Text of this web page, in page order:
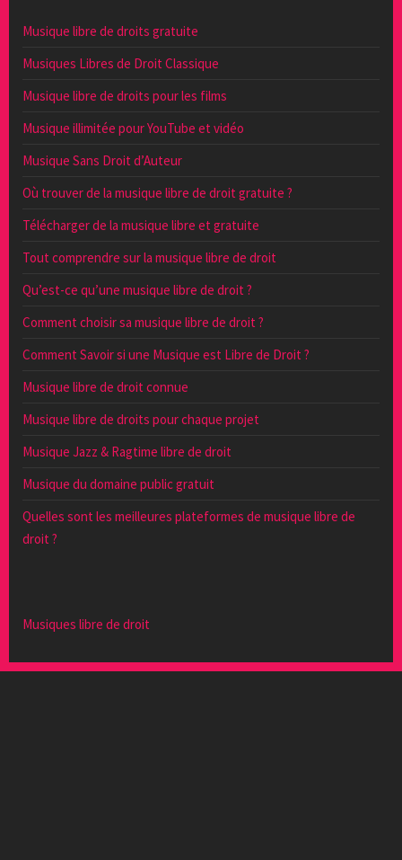
Musique libre de droits gratuite
Musiques Libres de Droit Classique
Musique libre de droits pour les films
Musique illimitée pour YouTube et vidéo
Musique Sans Droit d’Auteur
Où trouver de la musique libre de droit gratuite ?
Télécharger de la musique libre et gratuite
Tout comprendre sur la musique libre de droit
Qu’est-ce qu’une musique libre de droit ?
Comment choisir sa musique libre de droit ?
Comment Savoir si une Musique est Libre de Droit ?
Musique libre de droit connue
Musique libre de droits pour chaque projet
Musique Jazz & Ragtime libre de droit
Musique du domaine public gratuit
Quelles sont les meilleures plateformes de musique libre de
droit ?
Musiques libre de droit